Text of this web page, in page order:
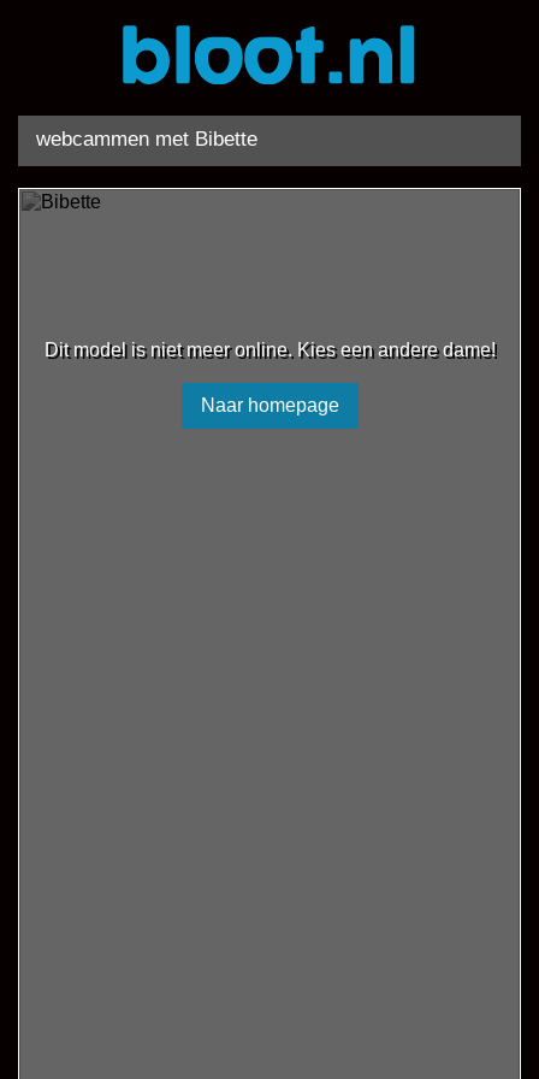
webcammen met Bibette
Dit model is niet meer online. Kies een andere dame!
Naar homepage